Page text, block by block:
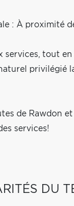
: À proximité
services, tout
privilégié
de Rawdon
services!
DU